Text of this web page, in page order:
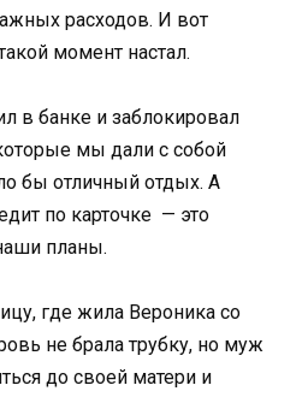
расходов. И вот
момент настал.
в банке и заблокировал
мы дали с собой
бы отличный отдых. А
по карточке — это
планы.
где жила Вероника со
не брала трубку, но муж
до своей матери и